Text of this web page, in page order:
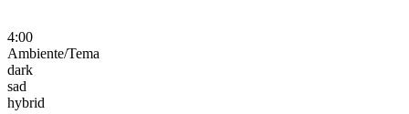
4:00
Ambiente/Tema
dark
sad
hybrid